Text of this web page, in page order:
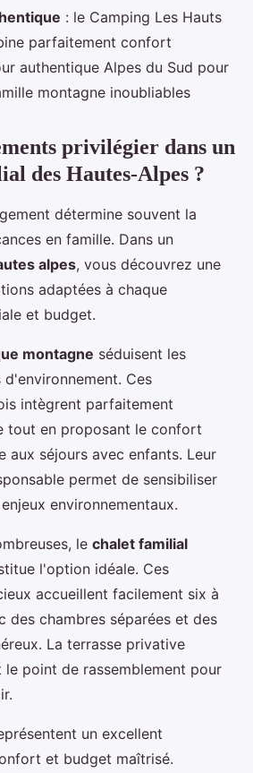
: le Camping Les Hauts
parfaitement confort
authentique Alpes du Sud pour
montagne inoubliables
privilégier dans un
des Hautes-Alpes ?
détermine souvent la
en famille. Dans un
alpes, vous découvrez une
adaptées à chaque
et budget.
montagne séduisent les
Ces
intègrent parfaitement
tout en proposant le confort
aux séjours avec enfants. Leur
permet de sensibiliser
environnementaux.
le chalet familial
l'option idéale. Ces
accueillent facilement six à
des chambres séparées et des
La terrasse privative
point de rassemblement pour
un excellent
et budget maîtrisé.